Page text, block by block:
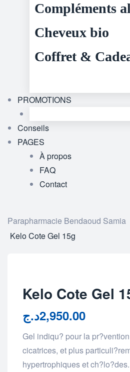
Compléments
Cheveux bio
Coffret &
PROMOTIONS
Conseils
PAGES
À propos
FAQ
Contact
Parapharmacie Bendaoud Samia
Kelo Cote Gel 15g
Kelo Cote Gel
2,950.00د.ج
Gel indiqu? pour la
cicatrices, et plus
hypertrophiques et ch?lo?des.